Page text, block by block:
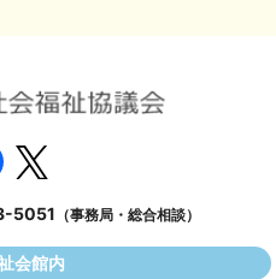
5051 （事務局・総合相談）
会館内